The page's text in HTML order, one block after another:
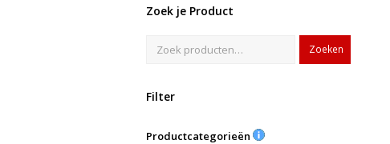
Zoek je Product
Zoeken
Filter
Productcategorieën